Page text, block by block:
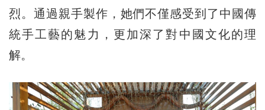
烈。通過親手製作，她們不僅感受到了中國傳
統手工藝的魅力，更加深了對中國文化的理
解。